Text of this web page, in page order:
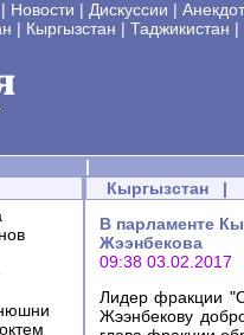
| Новости | Дискуссии |
| Кыргызстан | Таджикистан |
|
Кыргызстан |
В парламенте
Жээнбекова
09:38 03.02.2017
Лидер фракции
Жээнбекову